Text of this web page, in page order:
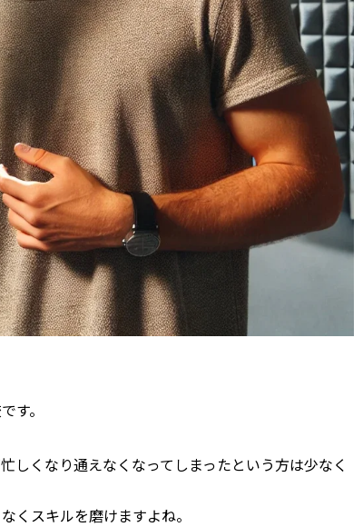
す。
しくなり通えなくなってしまったという方は少なく
くスキルを磨けますよね。